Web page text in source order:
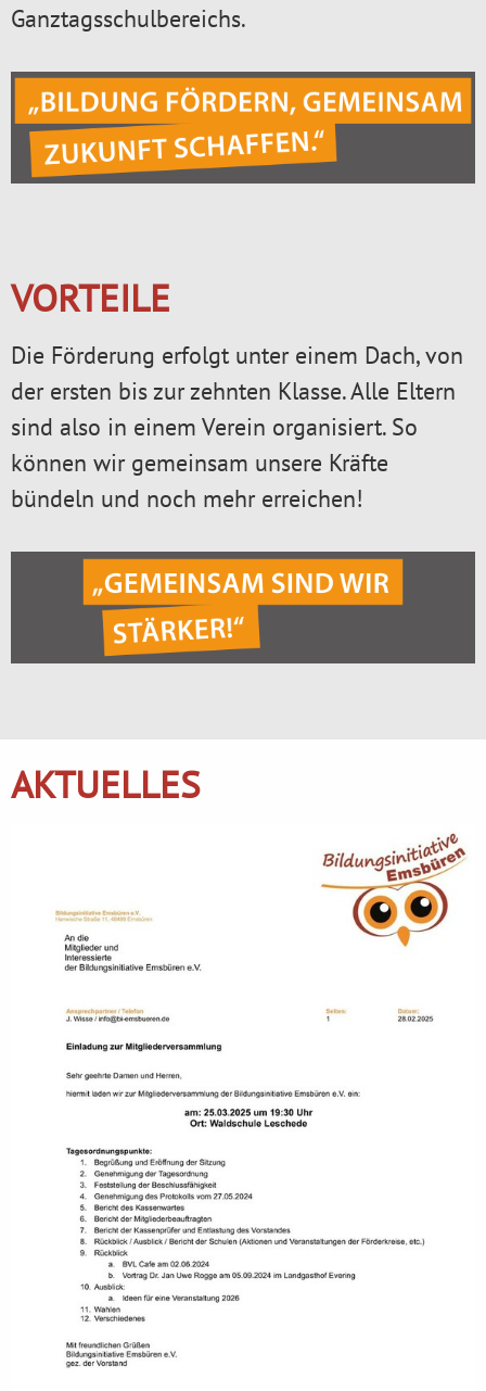
Ganztagsschulbereichs.
VORTEILE
Die Förderung erfolgt unter einem Dach, von
der ersten bis zur zehnten Klasse. Alle Eltern
sind also in einem Verein organisiert. So
können wir gemeinsam unsere Kräfte
bündeln und noch mehr erreichen!
AKTUELLES